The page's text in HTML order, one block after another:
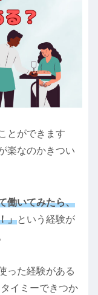
とができます
楽なのかきつい
働いてみたら、
」という経験が
った経験がある
イミーできつか